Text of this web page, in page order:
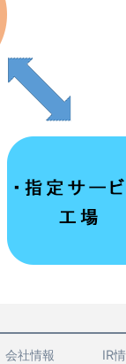
会社情報 IR